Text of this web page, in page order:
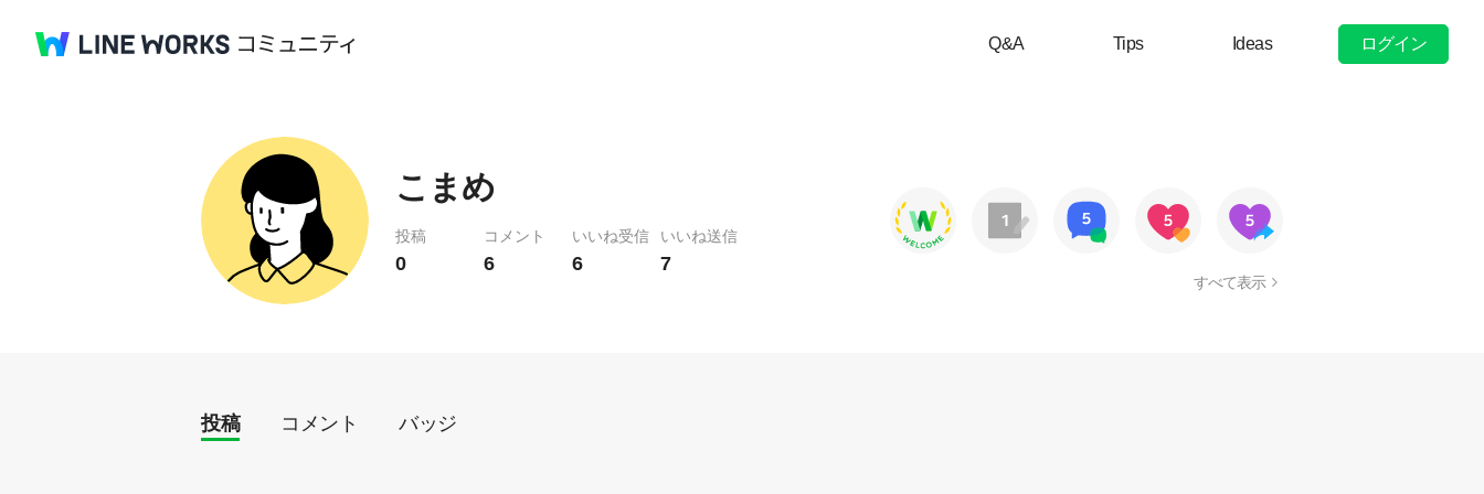
Q&A Tips Ideas ログイン
こまめ
投稿
0
コメント
6
いいね受信
6
いいね送信
7
すべて表示
投稿 コメント バッジ